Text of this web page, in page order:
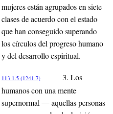
mujeres están agrupados en siete
clases de acuerdo con el estado
que han conseguido superando
los círculos del progreso humano
y del desarrollo espiritual.
113:1.5 (1241.7)
3. Los
humanos con una mente
supernormal — aquellas personas